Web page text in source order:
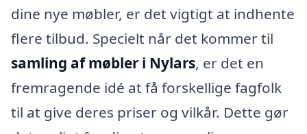
dine nye møbler, er det vigtigt at indhente
flere tilbud. Specielt når det kommer til
samling af møbler i Nylars, er det en
fremragende idé at få forskellige fagfolk
til at give deres priser og vilkår. Dette gør